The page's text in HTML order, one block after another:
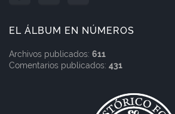
EL ÁLBUM EN NÚMEROS
Archivos publicados: 611
Comentarios publicados: 431